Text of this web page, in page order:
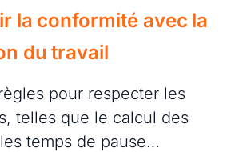
la conformité avec la
du travail
pour respecter les
telles que le calcul des
temps de pause…